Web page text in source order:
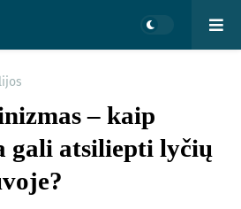
– kaip
gali atsiliepti lyčių